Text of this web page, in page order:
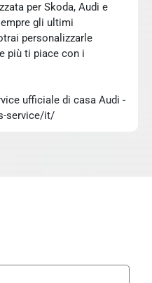
per Skoda, Audi e
gli ultimi
personalizzarle
più ti piace con i
ufficiale di casa Audi -
service/it/